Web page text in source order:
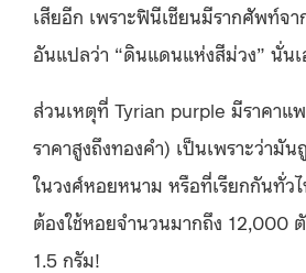
เสียอีก เพราะฟินีเชียนมีรากศัพท์จ
อันแปลว่า “ดินแดนแห่งสีม่วง” นั่นเ
ส่วนเหตุที่ Tyrian purple มีราคาแ
ราคาสูงถึงทองคำ) เป็นเพราะว่ามั
ในวงศ์หอยหนาม หรือที่เรียกกันทั่ว
ต้องใช้หอยจำนวนมากถึง 12,000
1.5 กรัม!